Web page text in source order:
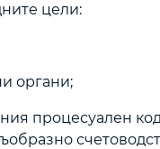
цели:
органи;
процесуален